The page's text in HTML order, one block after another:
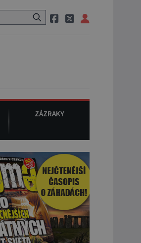
: Na americké městečko Oakville se z
ZÁZRAKY